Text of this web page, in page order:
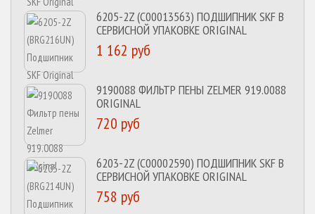
6205-2Z (C00013563) ПОДШИПНИК SKF В
СЕРВИСНОЙ УПАКОВКЕ ORIGINAL
1 162 руб
9190088 ФИЛЬТР ПЕНЫ ZELMER 919.0088
ORIGINAL
720 руб
6203-2Z (C00002590) ПОДШИПНИК SKF В
СЕРВИСНОЙ УПАКОВКЕ ORIGINAL
758 руб